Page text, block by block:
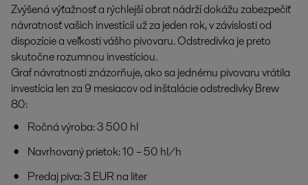
Zvýšená výťažnosť a rýchlejší obrat nádrží dokážu zabezpečiť
návratnosť vašich investícií už za jeden rok, v závislosti od
dispozície a veľkosti vášho pivovaru. Odstredivka je preto
skutočne rozumnou investíciou.
Graf návratnosti znázorňuje, ako sa jednému pivovaru vrátila
investícia len za 9 mesiacov od inštalácie odstredivky Brew
80:
Ročná výroba: 3 500 hl
Navrhovaný prietok: 10 – 50 hl/h
Predaj piva: 3 EUR na liter